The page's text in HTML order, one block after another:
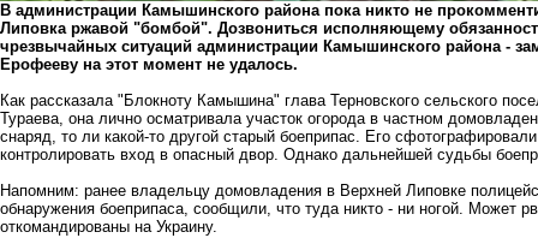
В администрации Камышинского района пока никто не
Липовка ржавой "бомбой". Дозвониться исполняющему
чрезвычайных ситуаций администрации Камышинского района -
Ерофееву на этот момент не удалось.
Как рассказала "Блокноту Камышина" глава Терновского сельского
Тураева, она лично осматривала участок огорода в частном
снаряд, то ли какой-то другой старый боеприпас. Его
контролировать вход в опасный двор. Однако дальнейшей судьбы
Напомним: ранее владельцу домовладения в Верхней Липовке
обнаружения боеприпаса, сообщили, что туда никто - ни ногой. Может
откомандированы на Украину.